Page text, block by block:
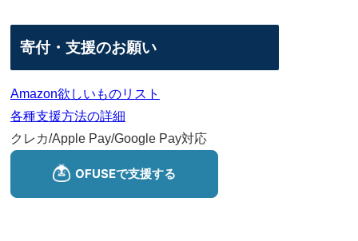
寄付・支援のお願い
Amazon欲しいものリスト
各種支援方法の詳細
クレカ/Apple Pay/Google Pay対応